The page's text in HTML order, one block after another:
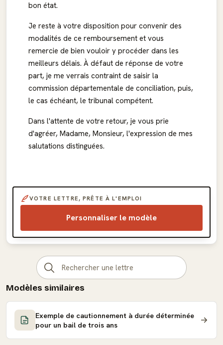
bon état.
Je reste à votre disposition pour convenir des
modalités de ce remboursement et vous
remercie de bien vouloir y procéder dans les
meilleurs délais. À défaut de réponse de votre
part, je me verrais contraint de saisir la
commission départementale de conciliation, puis,
le cas échéant, le tribunal compétent.
Dans l'attente de votre retour, je vous prie
d'agréer, Madame, Monsieur, l'expression de mes
salutations distinguées.
VOTRE LETTRE, PRÊTE À L'EMPLOI
Personnaliser le modèle
Modèles similaires
Exemple de cautionnement à durée déterminée
pour un bail de trois ans